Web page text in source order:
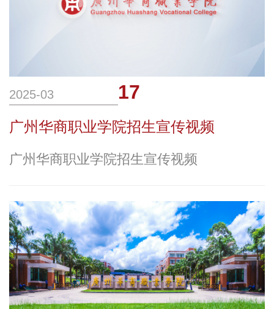
2025-03 17
广州华商职业学院招生宣传视频
广州华商职业学院招生宣传视频